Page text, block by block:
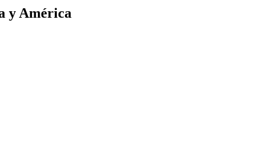
y América